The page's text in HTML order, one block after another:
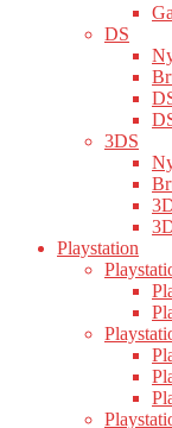
DS
3DS
Playstation